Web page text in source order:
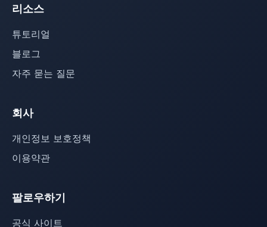
리소스
튜토리얼
블로그
자주 묻는 질문
회사
개인정보 보호정책
이용약관
팔로우하기
공식 사이트